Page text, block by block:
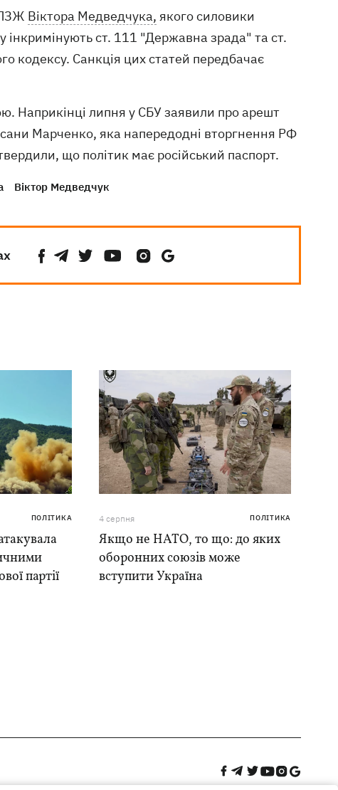
Віктора Медведчука, якого силовики
інкримінують ст. 111 "Державна зрада" та ст.
кодексу. Санкція цих статей передбачає
Наприкінці липня у СБУ заявили про арешт
Марченко, яка напередодні вторгнення РФ
що політик має російський паспорт.
Віктор Медведчук
ПОЛІТИКА
партії
4 серпня ПОЛІТИКА
Якщо не НАТО, то що: до яких
оборонних союзів може
вступити Україна